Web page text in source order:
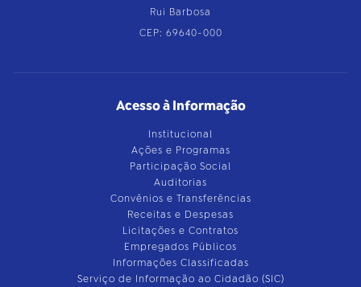
Rui Barbosa
CEP: 69640-000
Acesso à Informação
Institucional
Ações e Programas
Participação Social
Auditorias
Convênios e Transferências
Receitas e Despesas
Licitações e Contratos
Empregados Públicos
Informações Classificadas
Serviço de Informação ao Cidadão (SIC)